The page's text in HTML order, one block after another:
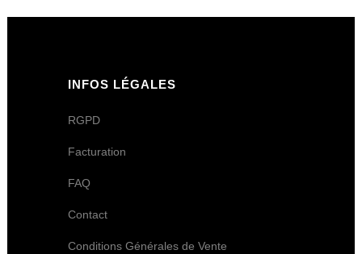
INFOS LÉGALES
RGPD
Facturation
FAQ
Contact
Conditions Générales de Vente